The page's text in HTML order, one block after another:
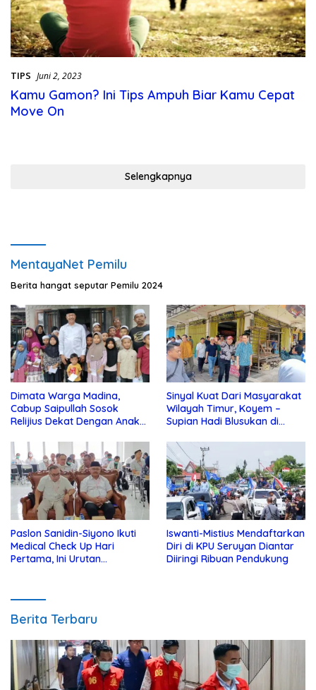
TIPS Juni 2, 2023
Kamu Gamon? Ini Tips Ampuh Biar Kamu Cepat
Move On
Selengkapnya
MentayaNet Pemilu
Berita hangat seputar Pemilu 2024
Dimata Warga Madina,
Cabup Saipullah Sosok
Relijius Dekat Dengan Anak
Sinyal Kuat Dari Masyarakat
Wilayah Timur, Koyem –
Supian Hadi Blusukan di
Paslon Sanidin-Siyono Ikuti
Medical Check Up Hari
Pertama, Ini Urutan
Iswanti-Mistius Mendaftarkan
Diri di KPU Seruyan Diantar
Diiringi Ribuan Pendukung
Berita Terbaru